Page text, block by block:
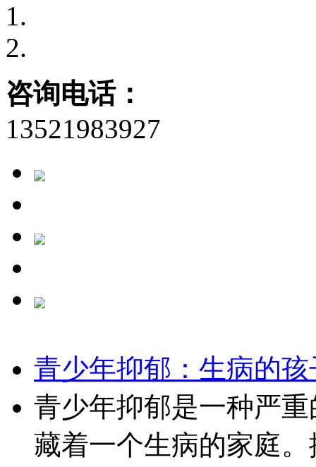
咨询电话：
13521983927
青少年抑郁：生病的
青少年抑郁是一种严
藏着一个生病的家庭